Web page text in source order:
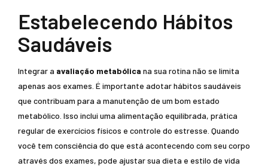
Estabelecendo Hábitos
Saudáveis
Integrar a avaliação metabólica na sua rotina não se limita
apenas aos exames. É importante adotar hábitos saudáveis
que contribuam para a manutenção de um bom estado
metabólico. Isso inclui uma alimentação equilibrada, prática
regular de exercícios físicos e controle do estresse. Quando
você tem consciência do que está acontecendo com seu corpo
através dos exames, pode ajustar sua dieta e estilo de vida